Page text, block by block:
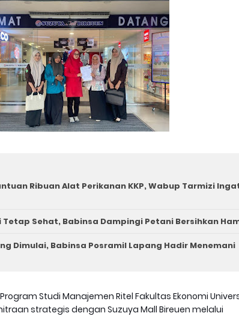
Ribuan Alat Perikanan KKP, Wabup Tarmizi
Sehat, Babinsa Dampingi Petani Bersihkan
Dimulai, Babinsa Posramil Lapang Hadir Menemani
Studi Manajemen Ritel Fakultas Ekonomi
strategis dengan Suzuya Mall Bireuen melalui